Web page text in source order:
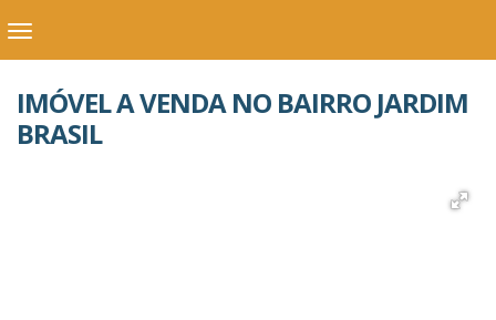
IMÓVEL A VENDA NO BAIRRO JARDIM
BRASIL